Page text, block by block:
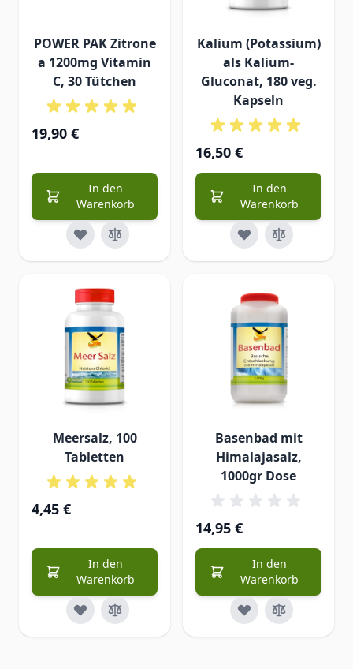
POWER PAK Zitrone
a 1200mg Vitamin
C, 30 Tütchen
19,90 €
In den
Warenkorb
Kalium (Potassium)
als Kalium-
Gluconat, 180 veg.
Kapseln
16,50 €
In den
Warenkorb
Meersalz, 100
Tabletten
4,45 €
In den
Warenkorb
Basenbad mit
Himalajasalz,
1000gr Dose
14,95 €
In den
Warenkorb